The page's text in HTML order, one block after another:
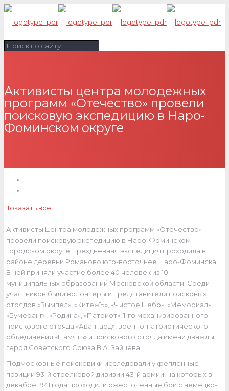
Активисты центра молодежных
программ «Отечество» провели
поисковую экспедицию в Наро-
Фоминском округе
Показать все
Активисты Центра молодежных программ «Отечество»
провели поисковую экспедицию в Наро-Фоминском
городском округе. Трехдневная экспедиция проходила в
районе деревни Романово юго-восточнее Наро-Фоминска.
В ней приняли участие более 40 человек из 10
муниципальных образований Московской области. Среди
участников были волонтеры и представители поисковых
отрядов «Вымпел», «КитежЪ», «Чистое Небо», «Мемориал»,
«Бумеранг», «Родина», «Патриот», 1-го механизированного
поискового отряда «Авангард», военно-патриотического
объединения «Память» и поискового отряда имени дважды
героя Советского Союза В.А. Зайцева.
Подмосковные поисковики исследовали укрепленные
позиции 93-й стрелковой дивизии 43-й армии, на которых в
декабре 1941 года проходили ожесточенные бои с немецко-